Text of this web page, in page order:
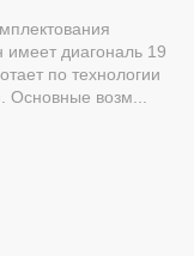
имеет диагональ 19
по технологии
Основные возм...